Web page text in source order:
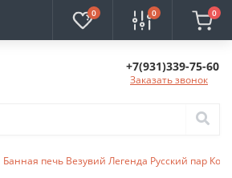
0 0 0
+7(931)339-75-60
Заказать звонок
Банная печь Везувий Легенда Русский пар